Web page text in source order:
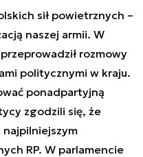
sił powietrznych –
naszej armii. W
rozmowy
politycznymi w kraju.
ponadpartyjną
zgodzili się, że
RP. W parlamencie